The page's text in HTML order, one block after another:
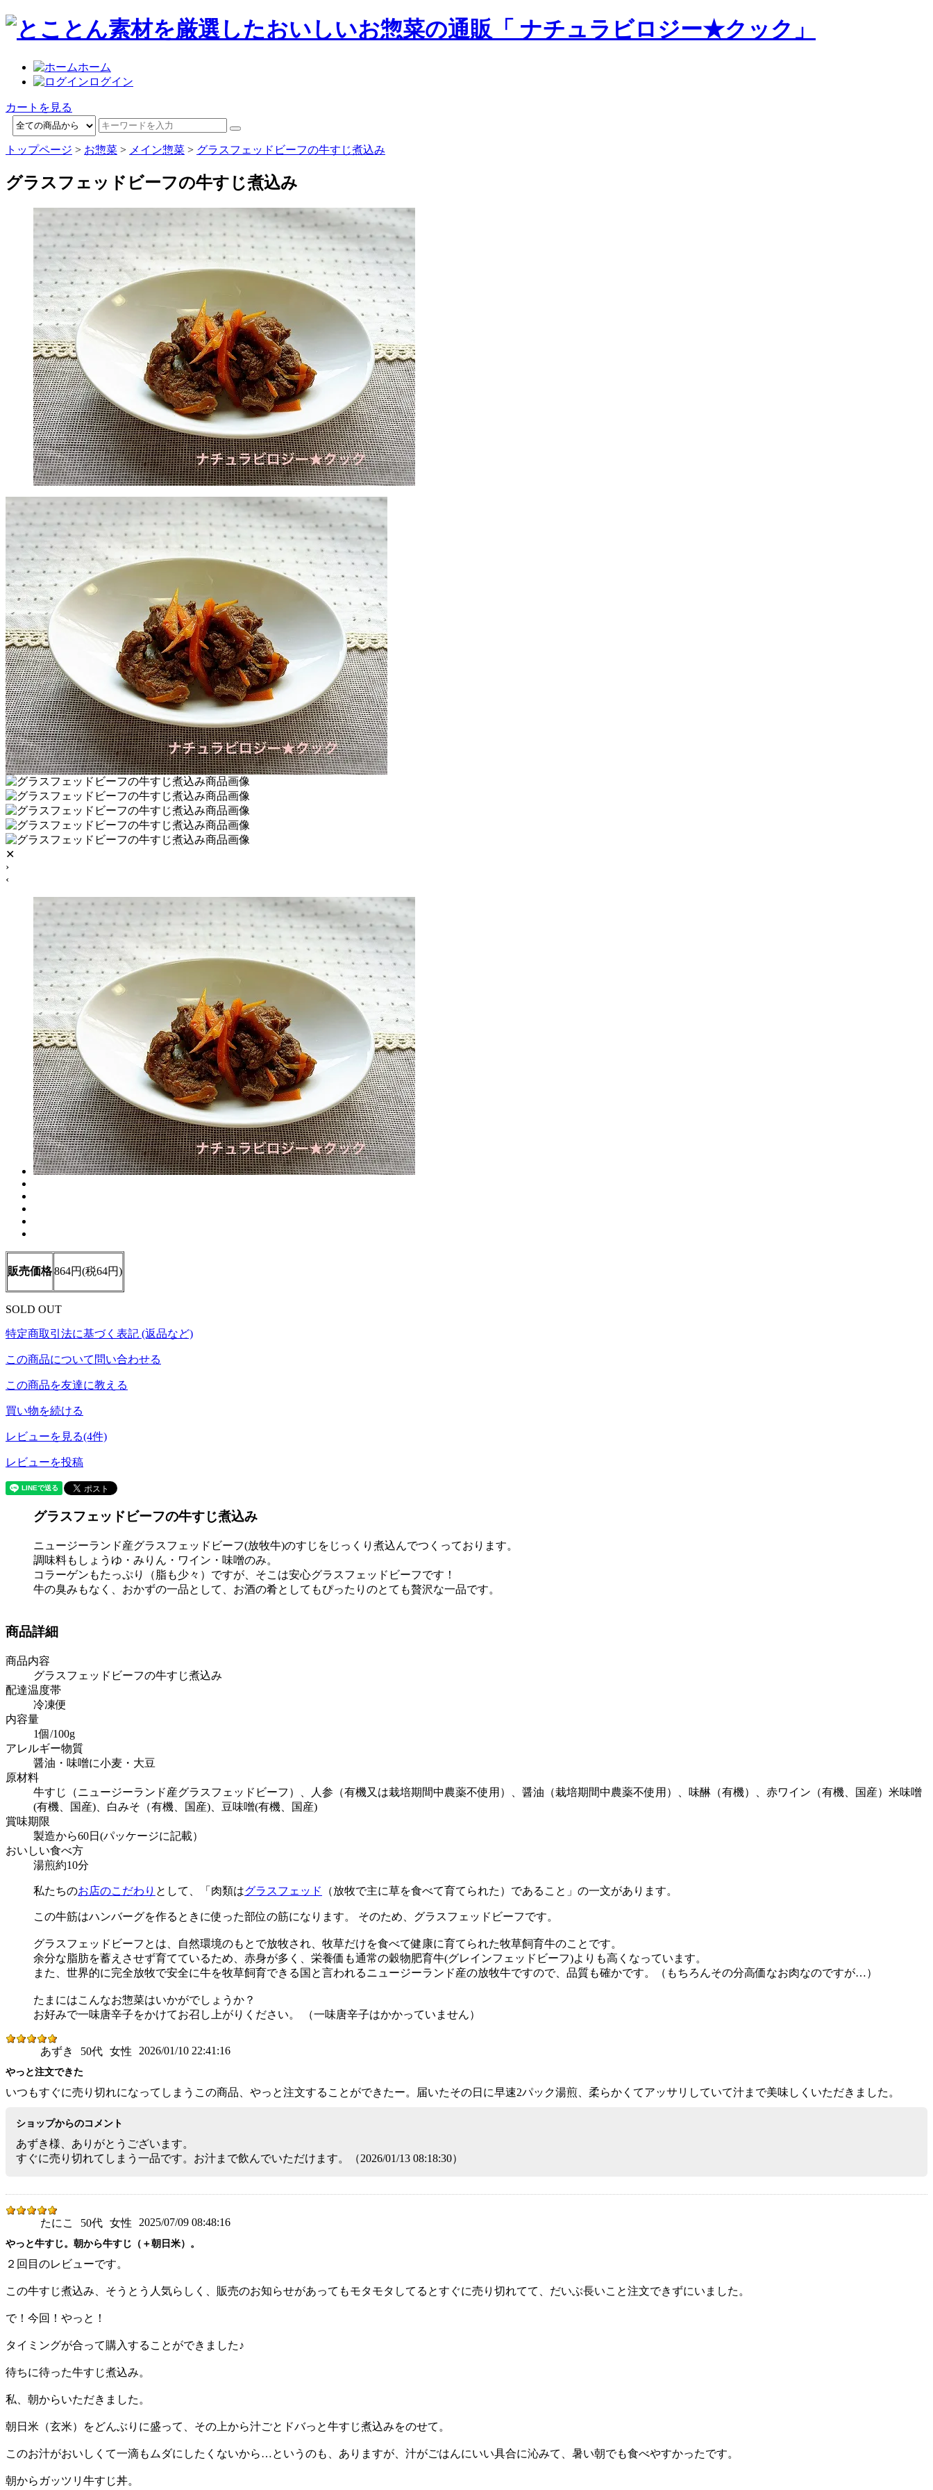
ホーム
ログイン
カートを見る
トップページ > お惣菜 > メイン惣菜 > グラスフェッドビーフの牛すじ煮込み
グラスフェッドビーフの牛すじ煮込み
✕
›
‹
販売価格864円(税64円)
SOLD OUT
特定商取引法に基づく表記 (返品など)
この商品について問い合わせる
この商品を友達に教える
買い物を続ける
レビューを見る(4件)
レビューを投稿
グラスフェッドビーフの牛すじ煮込み
ニュージーランド産グラスフェッドビーフ(放牧牛)のすじをじっくり煮込んでつくっております。
調味料もしょうゆ・みりん・ワイン・味噌のみ。
コラーゲンもたっぷり（脂も少々）ですが、そこは安心グラスフェッドビーフです！
牛の臭みもなく、おかずの一品として、お酒の肴としてもぴったりのとても贅沢な一品です。
商品詳細
商品内容
グラスフェッドビーフの牛すじ煮込み
配達温度帯
冷凍便
内容量
1個/100g
アレルギー物質
醤油・味噌に小麦・大豆
原材料
牛すじ（ニュージーランド産グラスフェッドビーフ）、人参（有機又は栽培期間中農薬不使用）、醤油（栽培期間中農薬不使用）、味醂（有機）、赤ワイン（有機、国産）米味噌
(有機、国産)、白みそ（有機、国産)、豆味噌(有機、国産)
賞味期限
製造から60日(パッケージに記載）
おいしい食べ方
湯煎約10分
私たちのお店のこだわり として、「肉類はグラスフェッド （放牧で主に草を食べて育てられた）であること」の一文があります。
この牛筋はハンバーグを作るときに使った部位の筋になります。 そのため、グラスフェッドビーフです。
グラスフェッドビーフとは、自然環境のもとで放牧され、牧草だけを食べて健康に育てられた牧草飼育牛のことです。
余分な脂肪を蓄えさせず育てているため、赤身が多く、栄養価も通常の穀物肥育牛(グレインフェッドビーフ)よりも高くなっています。
また、世界的に完全放牧で安全に牛を牧草飼育できる国と言われるニュージーランド産の放牧牛ですので、品質も確かです。（もちろんその分高価なお肉なのですが…）
たまにはこんなお惣菜はいかがでしょうか？
お好みで一味唐辛子をかけてお召し上がりください。 （一味唐辛子はかかっていません）
あずき 50代 女性 2026/01/10 22:41:16
やっと注文できた
いつもすぐに売り切れになってしまうこの商品、やっと注文することができたー。届いたその日に早速2パック湯煎、柔らかくてアッサリしていて汁まで美味しくいただきました。
ショップからのコメント
あずき様、ありがとうございます。
すぐに売り切れてしまう一品です。お汁まで飲んでいただけます。（2026/01/13 08:18:30）
たにこ 50代 女性 2025/07/09 08:48:16
やっと牛すじ。朝から牛すじ（＋朝日米）。
２回目のレビューです。
この牛すじ煮込み、そうとう人気らしく、販売のお知らせがあってもモタモタしてるとすぐに売り切れてて、だいぶ長いこと注文できずにいました。
で！今回！やっと！
タイミングが合って購入することができました♪
待ちに待った牛すじ煮込み。
私、朝からいただきました。
朝日米（玄米）をどんぶりに盛って、その上から汁ごとドバっと牛すじ煮込みをのせて。
このお汁がおいしくて一滴もムダにしたくないから…というのも、ありますが、汁がごはんにいい具合に沁みて、暑い朝でも食べやすかったです。
朝からガッツリ牛すじ丼。